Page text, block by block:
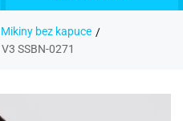
Mikiny bez kapuce
SSBN-0271